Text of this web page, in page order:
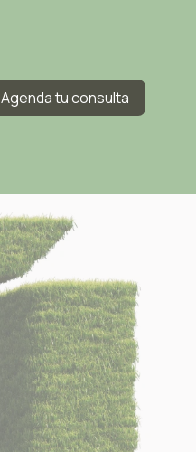
Agenda tu consulta